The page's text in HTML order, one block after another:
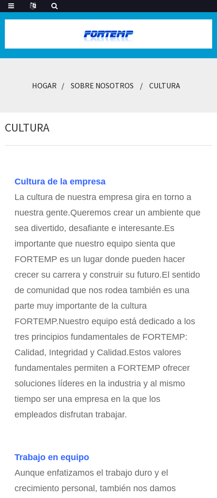
HOGAR SOBRE NOSOTROS CULTURA
CULTURA
Cultura de la empresa
La cultura de nuestra empresa gira en torno a
nuestra gente.Queremos crear un ambiente que
sea divertido, desafiante e interesante.Es
importante que nuestro equipo sienta que
FORTEMP es un lugar donde pueden hacer
crecer su carrera y construir su futuro.El sentido
de comunidad que nos rodea también es una
parte muy importante de la cultura
FORTEMP.Nuestro equipo está dedicado a los
tres principios fundamentales de FORTEMP:
Calidad, Integridad y Calidad.Estos valores
fundamentales permiten a FORTEMP ofrecer
soluciones líderes en la industria y al mismo
tiempo ser una empresa en la que los
empleados disfrutan trabajar.
Trabajo en equipo
Aunque enfatizamos el trabajo duro y el
crecimiento personal, también nos damos